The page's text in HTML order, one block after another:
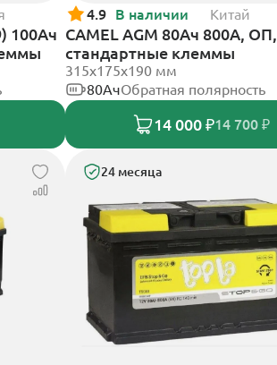
100Ач
4.9 В наличии Китай
CAMEL AGM 80Ач 800А, ОП,
стандартные клеммы
315x175x190 мм
80АчОбратная полярность
14 000 ₽14 700 ₽
24 месяца